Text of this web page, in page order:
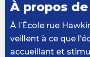
À propos
À l’École rue
veillent à ce que
accueillant et